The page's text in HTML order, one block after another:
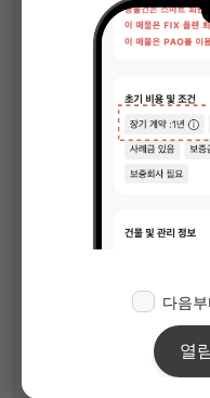
APARTMENT
투르몽드 신요코하마
¥86,000 - ¥95,000